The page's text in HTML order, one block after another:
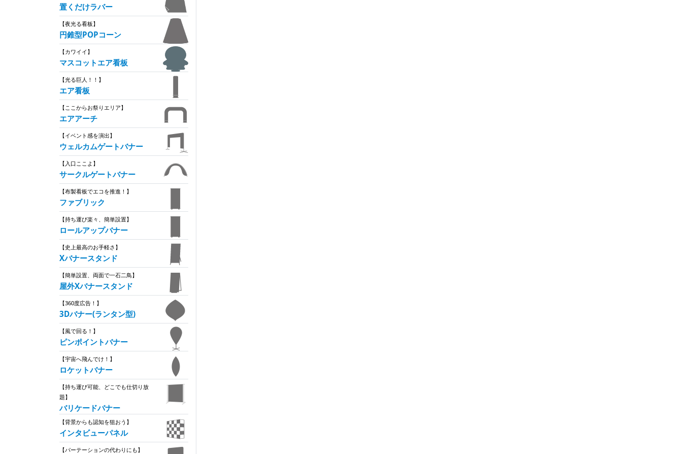
置くだけラバー
【夜光る看板】
円錐型POPコーン
【カワイイ】
マスコットエア看板
【光る巨人！！】
エア看板
【ここからお祭りエリア】
エアアーチ
【イベント感を演出】
ウェルカムゲートバナー
【入口ここよ】
サークルゲートバナー
【布製看板でエコを推進！】
ファブリック
【持ち運び楽々、簡単設置】
ロールアップバナー
【史上最高のお手軽さ】
Xバナースタンド
【簡単設置、両面で一石二鳥】
屋外Xバナースタンド
【360度広告！】
3Dバナー(ランタン型)
【風で回る！】
ピンポイントバナー
【宇宙へ飛んでけ！】
ロケットバナー
【持ち運び可能、どこでも仕切り放
題】
バリケードバナー
【背景からも認知を狙おう】
インタビューパネル
【パーテーションの代わりにも】